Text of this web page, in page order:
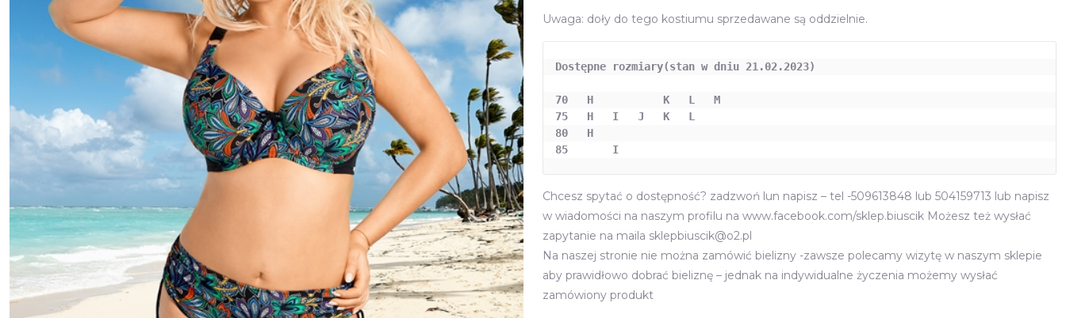
Uwaga: doły do tego kostiumu sprzedawane są oddzielnie.
Dostępne rozmiary(stan w dniu 21.02.2023)
70   H           K   L   M
75   H   I   J   K   L
80   H
85       I
Chcesz spytać o dostępność? zadzwoń lun napisz – tel -509613848 lub 504159713 lub napisz
w wiadomości na naszym profilu na www.facebook.com/sklep.biuscik Możesz też wysłać
zapytanie na maila sklepbiuscik@o2.pl
Na naszej stronie nie można zamówić bielizny -zawsze polecamy wizytę w naszym sklepie
aby prawidłowo dobrać bieliznę – jednak na indywidualne życzenia możemy wysłać
zamówiony produkt